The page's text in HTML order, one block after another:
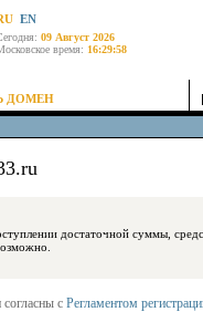
EN
09 Август 2026
время: 16:29:58
ДОМЕН
достаточной суммы, средства будут
с Регламентом